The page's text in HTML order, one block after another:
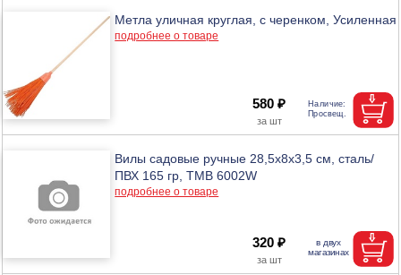
Метла уличная круглая, с черенком, Усиленная
подробнее о товаре
580 ₽
Вилы садовые ручные 28,5х8х3,5 см, сталь/
ПВХ 165 гр, ТМВ 6002W
подробнее о товаре
320 ₽